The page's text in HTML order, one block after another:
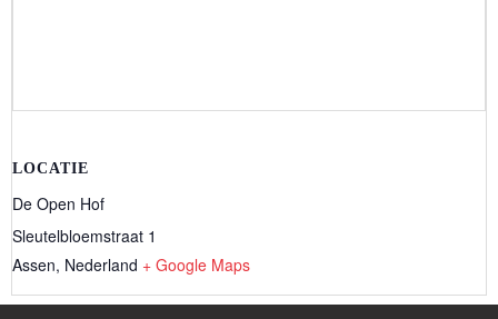
LOCATIE
De Open Hof
Sleutelbloemstraat 1
Assen, Nederland + Google Maps